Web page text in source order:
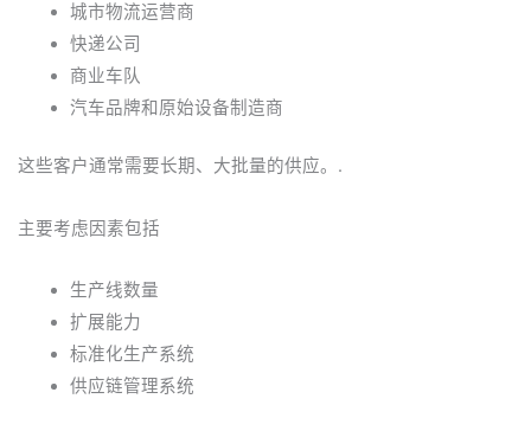
城市物流运营商
快递公司
商业车队
汽车品牌和原始设备制造商
这些客户通常需要长期、大批量的供应。.
主要考虑因素包括
生产线数量
扩展能力
标准化生产系统
供应链管理系统